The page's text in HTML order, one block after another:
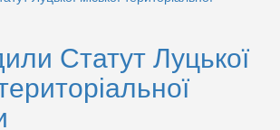
Статут Луцької